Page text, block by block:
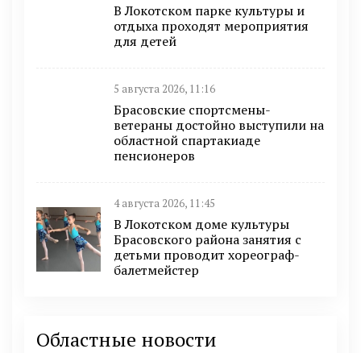
В Локотском парке культуры и
отдыха проходят мероприятия
для детей
5 августа 2026, 11:16
Брасовские спортсмены-
ветераны достойно выступили на
областной спартакиаде
пенсионеров
4 августа 2026, 11:45
В Локотском доме культуры
Брасовского района занятия с
детьми проводит хореограф-
балетмейстер
Областные новости